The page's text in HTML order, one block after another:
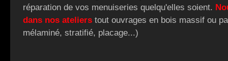
réparation de vos menuiseries quelqu'elles soient.
dans nos ateliers tout ouvrages en bois massif ou
mélaminé, stratifié, placage...)